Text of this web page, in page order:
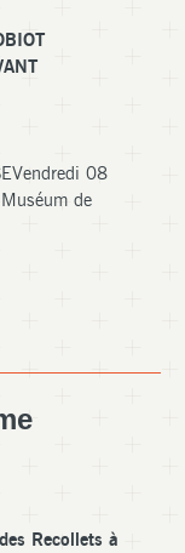
08
de
Recollets à